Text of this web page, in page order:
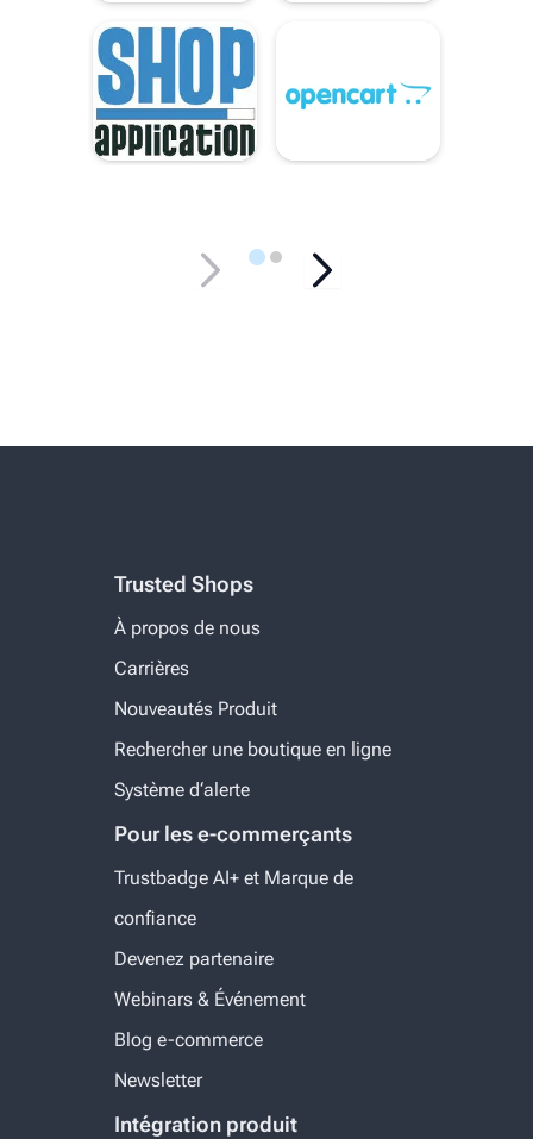
Trusted Shops
À propos de nous
Carrières
Nouveautés Produit
Rechercher une boutique en ligne
Système d‘alerte
Pour les e-commerçants
Trustbadge AI+ et Marque de
confiance
Devenez partenaire
Webinars & Événement
Blog e-commerce
Newsletter
Intégration produit